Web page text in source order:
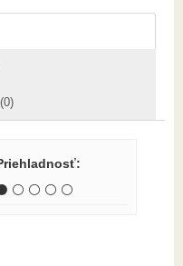
:
⚪ ⚪ ⚪ ⚪